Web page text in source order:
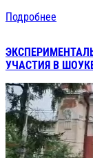
Подробнее
УЧАСТИЯ В